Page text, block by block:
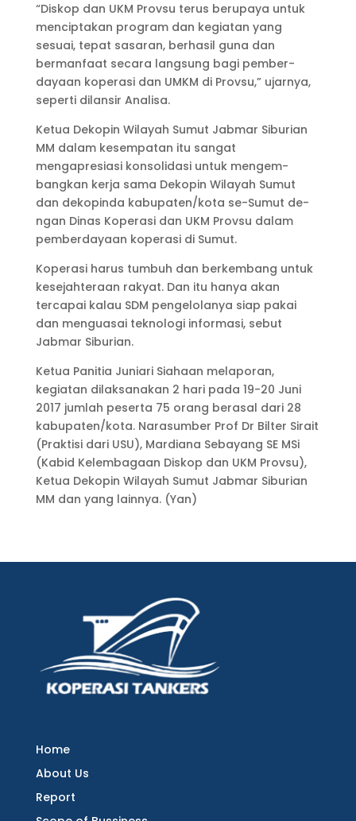
“Diskop dan UKM Provsu terus berupaya untuk
menciptakan program dan kegiatan yang
sesuai, tepat sasaran, berhasil guna dan
bermanfaat secara langsung bagi pember­
dayaan koperasi dan UMKM di Provsu,” ujarnya,
seperti dilansir Analisa.
Ketua Dekopin Wilayah Sumut Jabmar Siburian
MM dalam kesem­pat­an itu sangat
mengapresiasi konso­lidasi untuk mengem­
bangkan kerja sama Dekopin Wilayah Sumut
dan de­kopinda kabupaten/kota se-Sumut de­
ngan Dinas Koperasi dan UKM Prov­su dalam
pemberdayaan koperasi di Sumut.
Koperasi harus tumbuh dan berkem­bang untuk
kesejahteraan rakyat. Dan itu hanya akan
tercapai kalau SDM pe­ngelolanya siap pakai
dan menguasai tek­nologi informasi, sebut
Jabmar Siburian.
Ketua Panitia Juniari Siahaan me­la­poran,
kegiatan dilaksanakan 2 hari pada 19-20 Juni
2017 jumlah pe­serta 75 orang berasal dari 28
ka­bu­paten/kota. Narasumber Prof Dr Bil­ter Sirait
(Prak­tisi dari USU), Mar­dia­na Seba­yang SE MSi
(Kabid Kelem­ba­gaan Diskop dan UKM Provsu),
Ke­tua Dekopin Wilayah Sumut Jabmar Si­burian
MM dan yang lainnya. (Yan)
Home
About Us
Report